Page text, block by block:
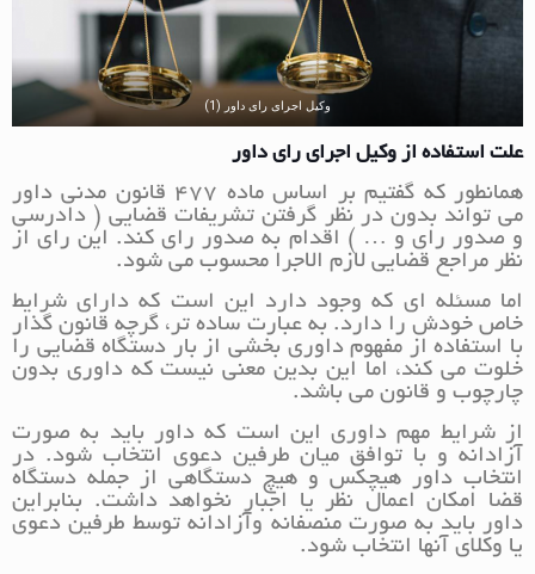
وکیل اجرای رای داور (1)
علت استفاده از وکیل اجرای رای داور
همانطور که گفتیم بر اساس ماده 477 قانون مدنی داور
می تواند بدون در نظر گرفتن تشریفات قضایی ( دادرسی
و صدور رای و … ) اقدام به صدور رای کند. این رای از
نظر مراجع قضایی لازم الاجرا محسوب می شود.
اما مسئله ای که وجود دارد این است که دارای شرایط
خاص خودش را دارد. به عبارت ساده تر، گرچه قانون گذار
با استفاده از مفهوم داوری بخشی از بار دستگاه قضایی را
خلوت می کند، اما این بدین معنی نیست که داوری بدون
چارچوب و قانون می باشد.
از شرایط مهم داوری این است که داور باید به صورت
آزادانه و با توافق میان طرفین دعوی انتخاب شود. در
انتخاب داور هیچکس و هیچ دستگاهی از جمله دستگاه
قضا امکان اعمال نظر یا اجبار نخواهد داشت. بنابراین
داور باید به صورت منصفانه وآزادانه توسط طرفین دعوی
یا وکلای آنها انتخاب شود.